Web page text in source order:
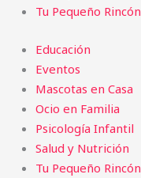
Tu Pequeño Rincón
Educación
Eventos
Mascotas en Casa
Ocio en Familia
Psicología Infantil
Salud y Nutrición
Tu Pequeño Rincón